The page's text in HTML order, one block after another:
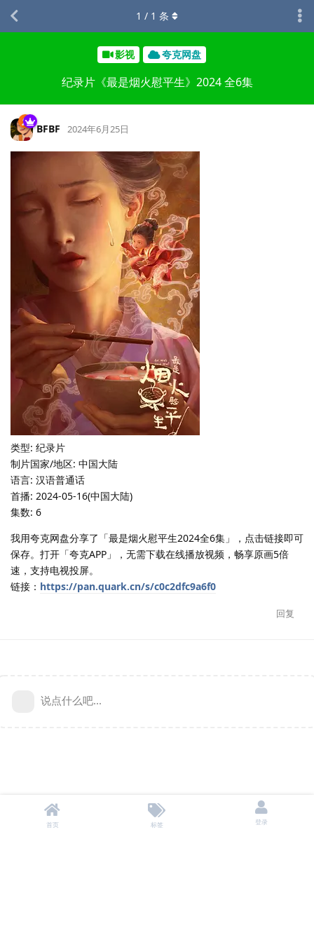
影视 夸克网盘
纪录片《最是烟火慰平生》2024 全6集
1 / 1 条
BFBF 2024年6月25日
类型: 纪录片
制片国家/地区: 中国大陆
语言: 汉语普通话
首播: 2024-05-16(中国大陆)
集数: 6
我用夸克网盘分享了「最是烟火慰平生2024全6集」，点击链接即可
保存。打开「夸克APP」，无需下载在线播放视频，畅享原画5倍
速，支持电视投屏。
链接： https://pan.quark.cn/s/c0c2dfc9a6f0
回复
说点什么吧...
首页 标签 登录